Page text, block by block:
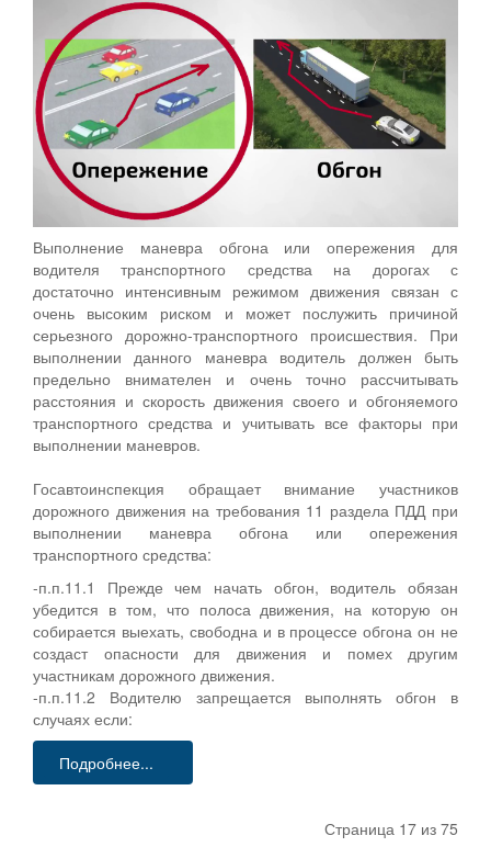
Выполнение маневра обгона или опережения для
водителя транспортного средства на дорогах с
достаточно интенсивным режимом движения связан с
очень высоким риском и может послужить причиной
серьезного дорожно-транспортного происшествия. При
выполнении данного маневра водитель должен быть
предельно внимателен и очень точно рассчитывать
расстояния и скорость движения своего и обгоняемого
транспортного средства и учитывать все факторы при
выполнении маневров.
Госавтоинспекция обращает внимание участников
дорожного движения на требования 11 раздела ПДД при
выполнении маневра обгона или опережения
транспортного средства:
-п.п.11.1 Прежде чем начать обгон, водитель обязан
убедится в том, что полоса движения, на которую он
собирается выехать, свободна и в процессе обгона он не
создаст опасности для движения и помех другим
участникам дорожного движения.
-п.п.11.2 Водителю запрещается выполнять обгон в
случаях если:
Подробнее...
Страница 17 из 75